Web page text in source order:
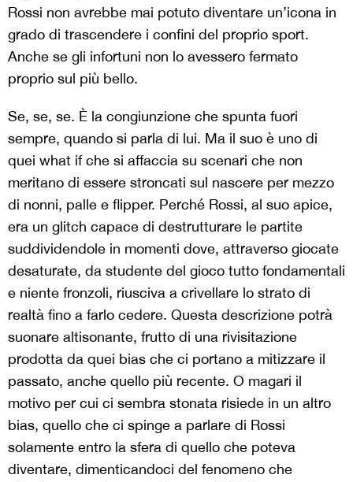
Rossi non avrebbe mai potuto diventare un’icona in
grado di trascendere i confini del proprio sport.
Anche se gli infortuni non lo avessero fermato
proprio sul più bello.
Se, se, se. È la congiunzione che spunta fuori
sempre, quando si parla di lui. Ma il suo è uno di
quei what if che si affaccia su scenari che non
meritano di essere stroncati sul nascere per mezzo
di nonni, palle e flipper. Perché Rossi, al suo apice,
era un glitch capace di destrutturare le partite
suddividendole in momenti dove, attraverso giocate
desaturate, da studente del gioco tutto fondamentali
e niente fronzoli, riusciva a crivellare lo strato di
realtà fino a farlo cedere. Questa descrizione potrà
suonare altisonante, frutto di una rivisitazione
prodotta da quei bias che ci portano a mitizzare il
passato, anche quello più recente. O magari il
motivo per cui ci sembra stonata risiede in un altro
bias, quello che ci spinge a parlare di Rossi
solamente entro la sfera di quello che poteva
diventare, dimenticandoci del fenomeno che